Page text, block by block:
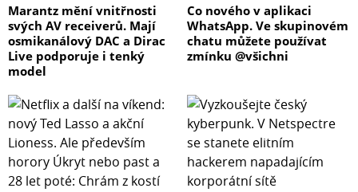
Marantz mění vnitřnosti
svých AV receiverů. Mají
osmikanálový DAC a Dirac
Live podporuje i tenký
model
Co nového v aplikaci
WhatsApp. Ve skupinovém
chatu můžete používat
zmínku @všichni